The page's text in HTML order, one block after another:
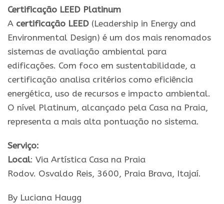
Certificação LEED Platinum
A certificação LEED (Leadership in Energy and
Environmental Design) é um dos mais renomados
sistemas de avaliação ambiental para
edificações. Com foco em sustentabilidade, a
certificação analisa critérios como eficiência
energética, uso de recursos e impacto ambiental.
O nível Platinum, alcançado pela Casa na Praia,
representa a mais alta pontuação no sistema.
Serviço:
Local: Via Artística Casa na Praia
Rodov. Osvaldo Reis, 3600, Praia Brava, Itajaí.
By Luciana Haugg